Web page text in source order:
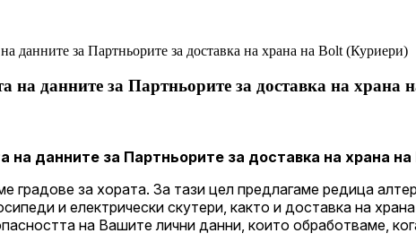
данните за Партньорите за доставка на храна на Bolt (Куриери)
на данните за Партньорите за доставка на храна
на данните за Партньорите за доставка на храна
градове за хората. За тази цел предлагаме редица
и електрически скутери, както и доставка на
на Вашите лични данни, които обработваме,